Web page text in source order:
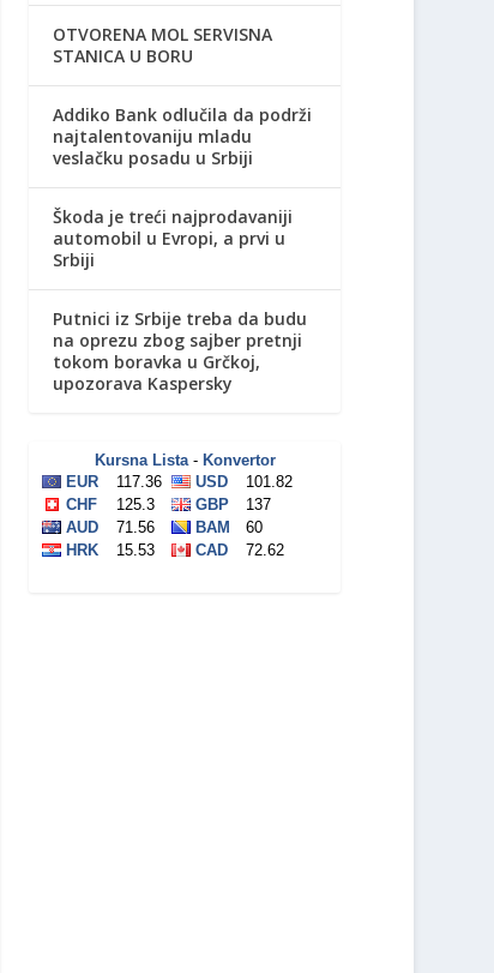
OTVORENA MOL SERVISNA
STANICA U BORU
Addiko Bank odlučila da podrži
najtalentovaniju mladu
veslačku posadu u Srbiji
Škoda je treći najprodavaniji
automobil u Evropi, a prvi u
Srbiji
Putnici iz Srbije treba da budu
na oprezu zbog sajber pretnji
tokom boravka u Grčkoj,
upozorava Kaspersky